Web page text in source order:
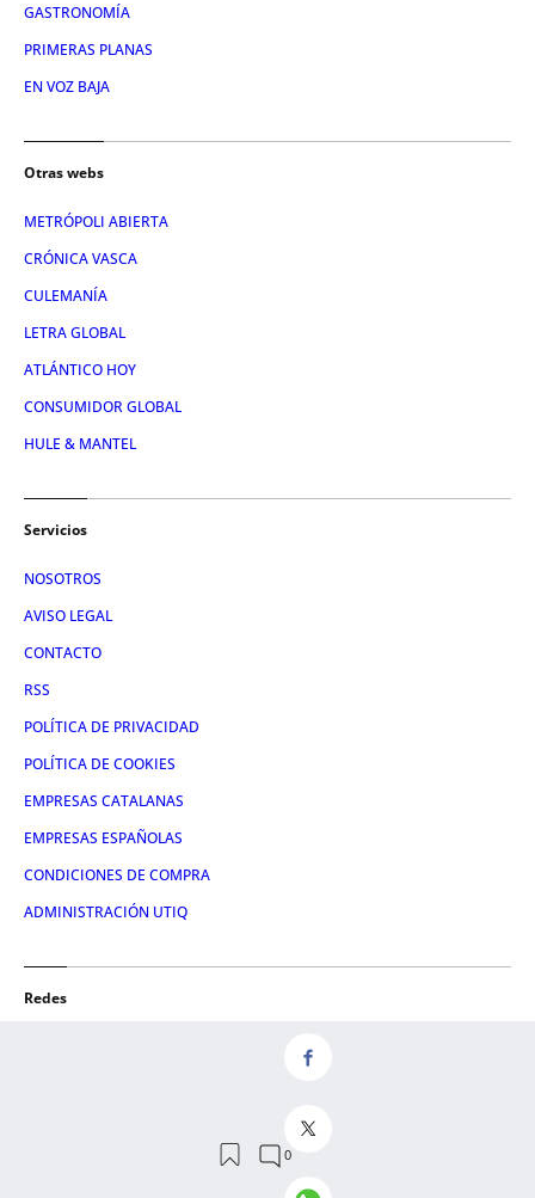
GASTRONOMÍA
PRIMERAS PLANAS
EN VOZ BAJA
Otras webs
METRÓPOLI ABIERTA
CRÓNICA VASCA
CULEMANÍA
LETRA GLOBAL
ATLÁNTICO HOY
CONSUMIDOR GLOBAL
HULE & MANTEL
Servicios
NOSOTROS
AVISO LEGAL
CONTACTO
RSS
POLÍTICA DE PRIVACIDAD
POLÍTICA DE COOKIES
EMPRESAS CATALANAS
EMPRESAS ESPAÑOLAS
CONDICIONES DE COMPRA
ADMINISTRACIÓN UTIQ
Redes